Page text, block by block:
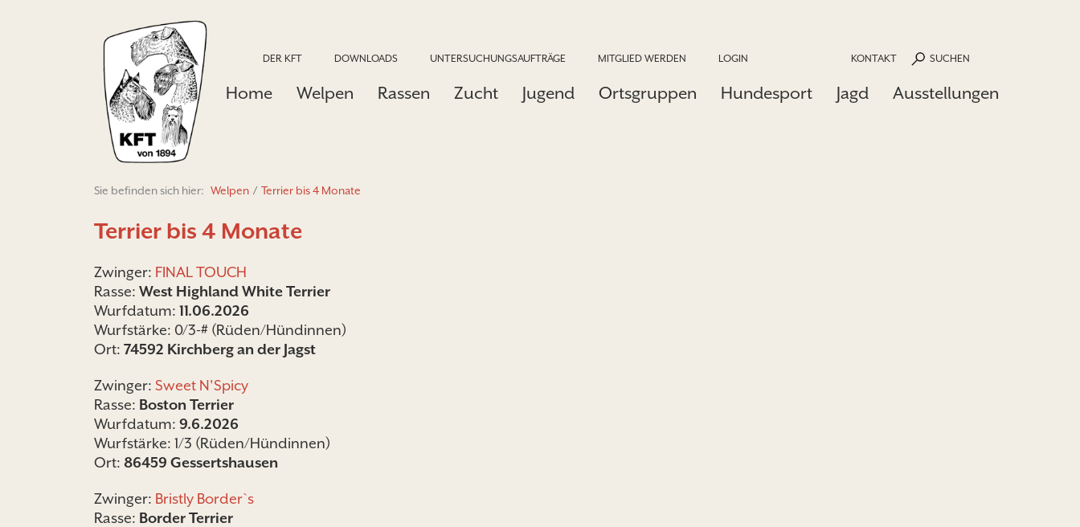
DER KFT DOWNLOADS UNTERSUCHUNGSAUFTRÄGE MITGLIED WERDEN LOGIN SUCHEN
KONTAKT
Home Welpen Rassen Zucht Jugend Ortsgruppen Hundesport Jagd Ausstellungen
Sie befinden sich hier: Welpen / Terrier bis 4 Monate
Terrier bis 4 Monate
Zwinger: FINAL TOUCH
Rasse: West Highland White Terrier
Wurfdatum: 11.06.2026
Wurfstärke: 0/3-# (Rüden/Hündinnen)
Ort: 74592 Kirchberg an der Jagst
Zwinger: Sweet N'Spicy
Rasse: Boston Terrier
Wurfdatum: 9.6.2026
Wurfstärke: 1/3 (Rüden/Hündinnen)
Ort: 86459 Gessertshausen
Zwinger: Bristly Border`s
Rasse: Border Terrier